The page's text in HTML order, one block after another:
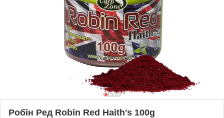
Робін Ред Robin Red Haith's 100g